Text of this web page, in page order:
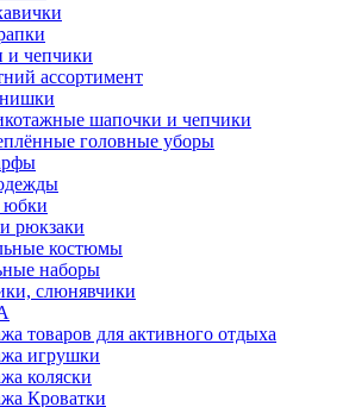
чепчики
ассортимент
шапочки и чепчики
головные уборы
юбки
рюкзаки
костюмы
наборы
слюнявчики
товаров для активного отдыха
игрушки
коляски
Кроватки